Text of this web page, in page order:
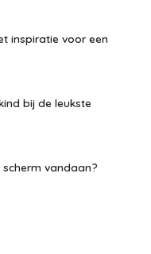
inspiratie voor een
bij de leukste
vandaan?